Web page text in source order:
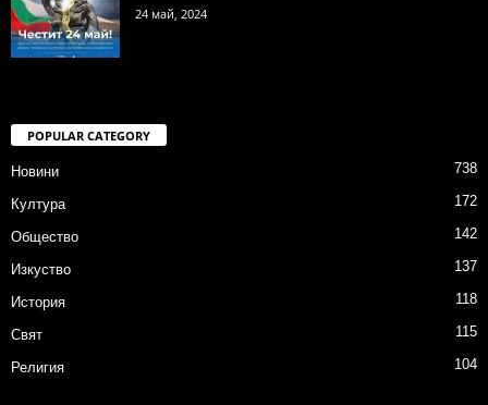
24 май, 2024
POPULAR CATEGORY
Новини 738
Култура 172
Общество 142
Изкуство 137
История 118
Свят 115
Религия 104